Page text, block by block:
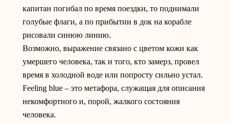
капитан погибал по время поездки, то поднимали
голубые флаги, а по прибытии в док на корабле
рисовали синюю линию.
Возможно, выражение связано с цветом кожи как
умершего человека, так и того, кто замерз, провел
время в холодной воде или попросту сильно устал.
Feeling blue – это метафора, служащая для описания
некомфортного и, порой, жалкого состояния
человека.